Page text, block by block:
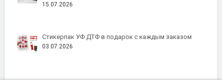
15.07.2026
Стикерпак УФ ДТФ в подарок с каждым заказом
03.07.2026